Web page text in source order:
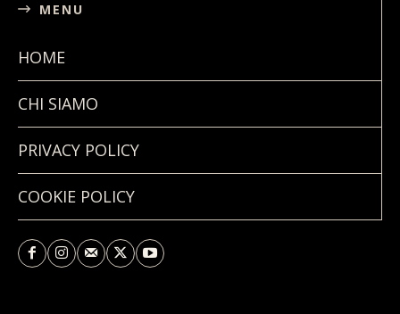
MENU
HOME
CHI SIAMO
PRIVACY POLICY
COOKIE POLICY